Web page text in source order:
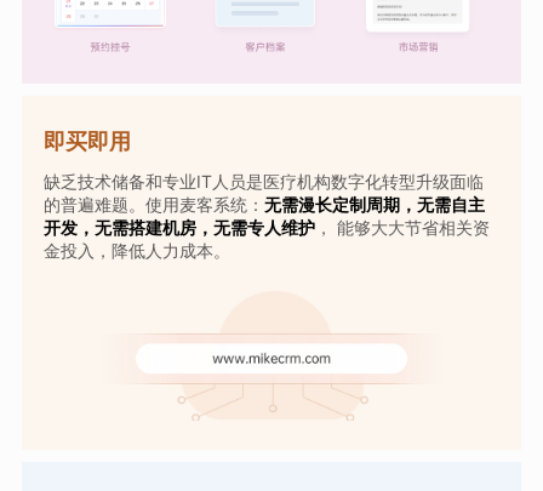
即买即用
缺乏技术储备和专业IT人员是医疗机构数字化转型升级面临
的普遍难题。使用麦客系统： 无需漫长定制周期，无需自主
开发，无需搭建机房，无需专人维护， 能够大大节省相关资
金投入，降低人力成本。